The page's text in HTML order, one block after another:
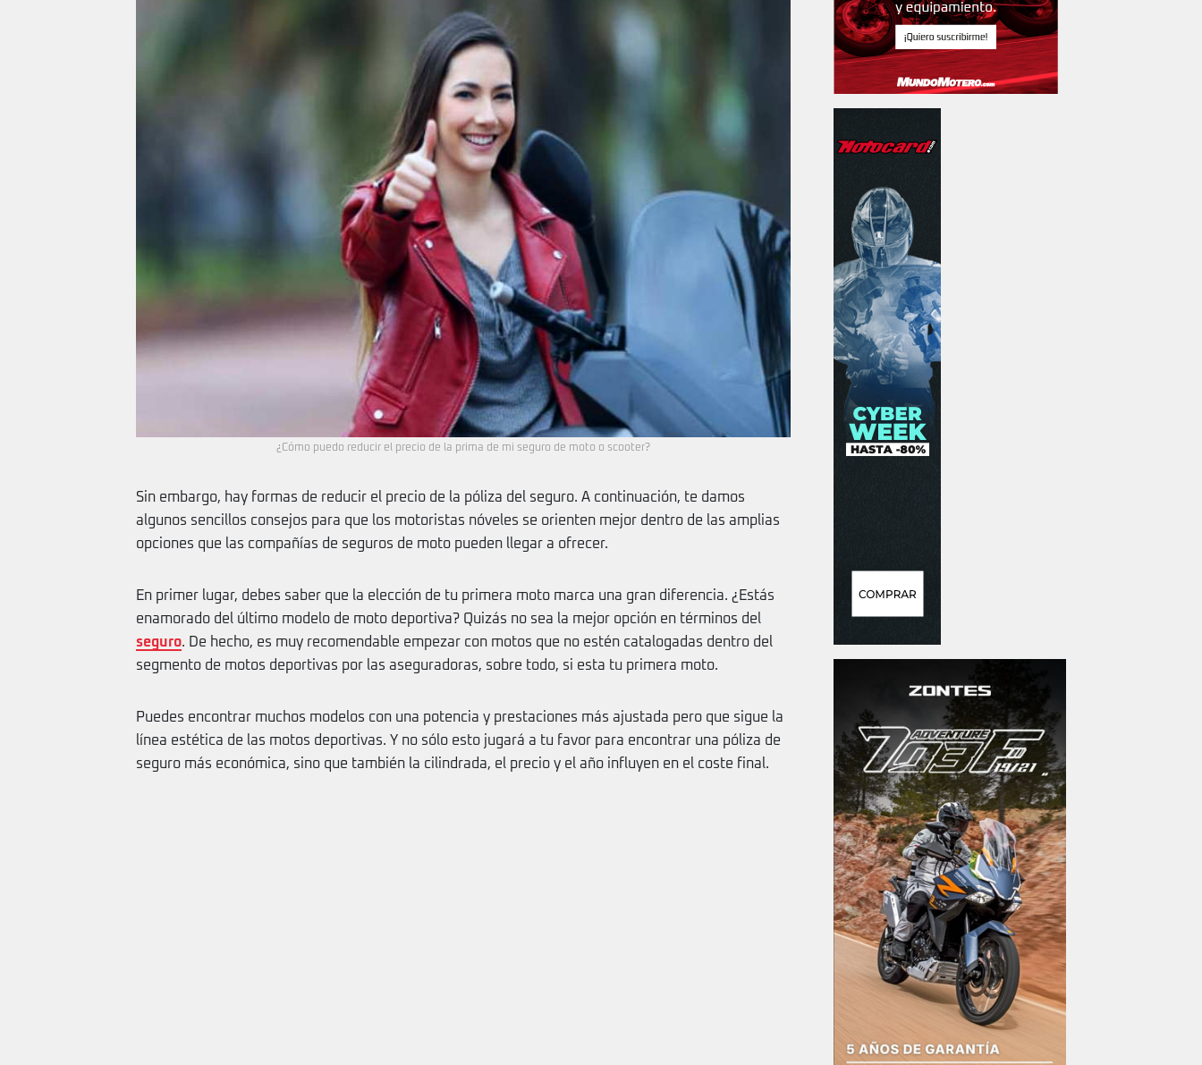
¿Cómo puedo reducir el precio de la prima de mi seguro de moto o scooter?
Sin embargo, hay formas de reducir el precio de la póliza del seguro. A continuación, te damos
algunos sencillos consejos para que los motoristas nóveles se orienten mejor dentro de las amplias
opciones que las compañías de seguros de moto pueden llegar a ofrecer.
En primer lugar, debes saber que la elección de tu primera moto marca una gran diferencia. ¿Estás
enamorado del último modelo de moto deportiva? Quizás no sea la mejor opción en términos del
seguro. De hecho, es muy recomendable empezar con motos que no estén catalogadas dentro del
segmento de motos deportivas por las aseguradoras, sobre todo, si esta tu primera moto.
Puedes encontrar muchos modelos con una potencia y prestaciones más ajustada pero que sigue la
línea estética de las motos deportivas. Y no sólo esto jugará a tu favor para encontrar una póliza de
seguro más económica, sino que también la cilindrada, el precio y el año influyen en el coste final.